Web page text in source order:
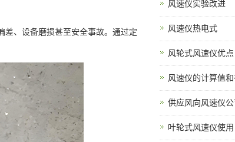
差、设备磨损甚至安全事故。通过定
风速仪实验改进
风速仪热电式
风轮式风速仪优点
风速仪的计算值
供应风向风速仪公
叶轮式风速仪使用